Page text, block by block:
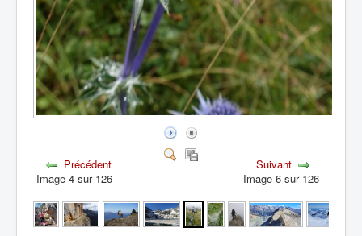
Précédent
Image 4 sur 126
Suivant
Image 6 sur 126